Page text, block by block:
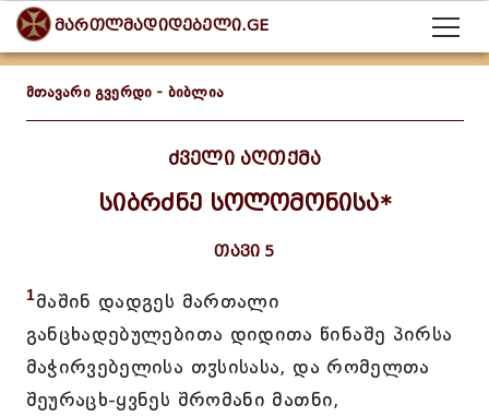
მართლმადიდებელი.GE
მთავარი გვერდი - ბიბლია
ძველი აღთქმა
სიბრძნე სოლომონისა*
თავი 5
1მაშინ დადგეს მართალი
განცხადებულებითა დიდითა წინაშე პირსა
მაჭირვებელისა თჳსისასა, და რომელთა
შეურაცხ-ყვნეს შრომანი მათნი,